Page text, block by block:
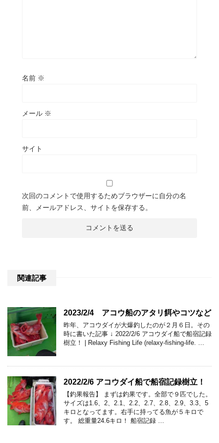
名前 ※
メール ※
サイト
次回のコメントで使用するためブラウザーに自分の名
前、メールアドレス、サイトを保存する。
関連記事
2023/2/4 アコウ船のアタリ餌やコツなど
昨年、アコウダイが大爆釣したのが２月６日。その
時に書いた記事 ↓ 2022/2/6 アコウダイ船で船宿記録
樹立！ | Relaxy Fishing Life (relaxy-fishing-life. …
2022/2/6 アコウダイ船で船宿記録樹立！
【釣果報告】 まずは釣果です。全部で９匹でした。
サイズは1.6、2、2.1、2.2、2.7、2.8、2.9、3.3、5
キロとなってます。右手に持ってる魚が５キロで
す。 総重量24.6キロ！ 船宿記録 …